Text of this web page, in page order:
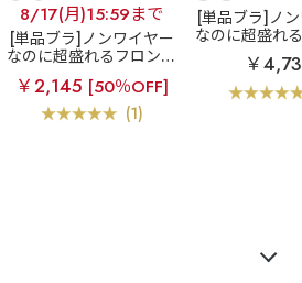
8/17(月)15:59まで
[単品ブラ]ノンワイヤー
なのに超盛れるフロント
ホックブラ
フロントホ
ック ブラトップ ノンワ
イヤー 超盛ブラ(R) 単品
ブラジャー
￥2,145 [50％OFF]
(1)
[単品ブラ]ノ
なのに超盛れ
ホックブラ
ントホック
ノンワイヤ
(R) 単品ブ
￥